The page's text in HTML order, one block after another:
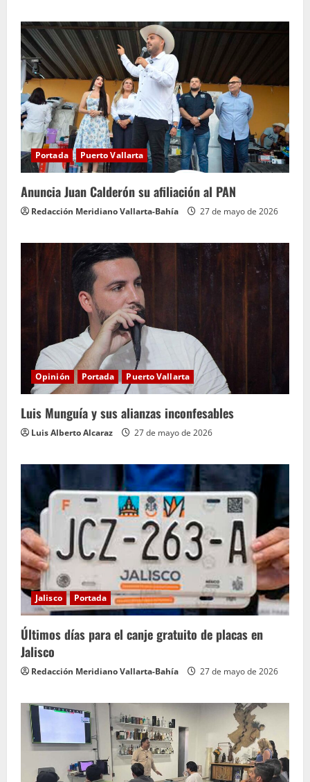
Portada Puerto Vallarta
Anuncia Juan Calderón su afiliación al PAN
Redacción Meridiano Vallarta-Bahía 27 de mayo de 2026
Opinión Portada Puerto Vallarta
Luis Munguía y sus alianzas inconfesables
Luis Alberto Alcaraz 27 de mayo de 2026
Jalisco Portada
Últimos días para el canje gratuito de placas en
Jalisco
Redacción Meridiano Vallarta-Bahía 27 de mayo de 2026